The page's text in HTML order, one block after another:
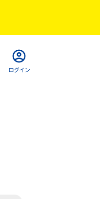
ログイン